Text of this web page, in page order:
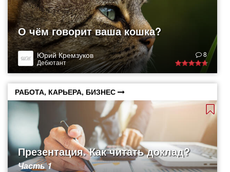
О чём говорит ваша кошка?
Юрий Кремзуков
Дебютант
8
РАБОТА, КАРЬЕРА, БИЗНЕС
Презентация. Как читать доклад?
Часть 1